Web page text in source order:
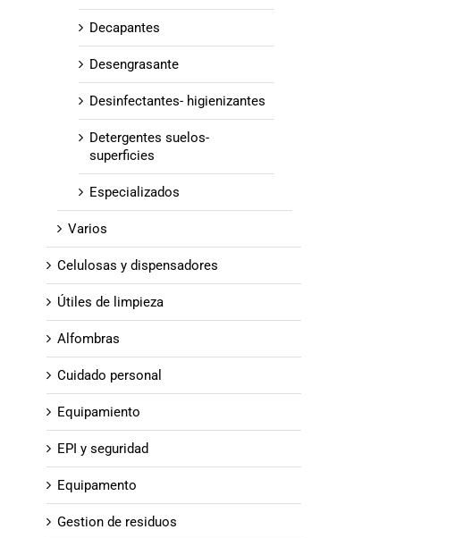
Decapantes
Desengrasante
Desinfectantes- higienizantes
Detergentes suelos-
superficies
Especializados
Varios
Celulosas y dispensadores
Útiles de limpieza
Alfombras
Cuidado personal
Equipamiento
EPI y seguridad
Equipamento
Gestion de residuos